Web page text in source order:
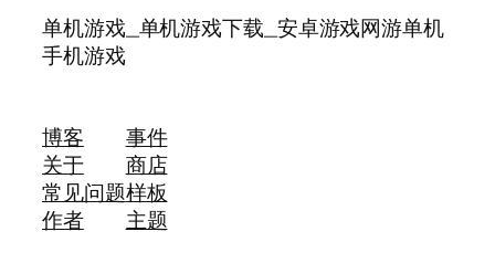
单机游戏_单机游戏下载_安卓游戏网游单机
手机游戏
博客
关于
常见问题
作者
事件
商店
样板
主题